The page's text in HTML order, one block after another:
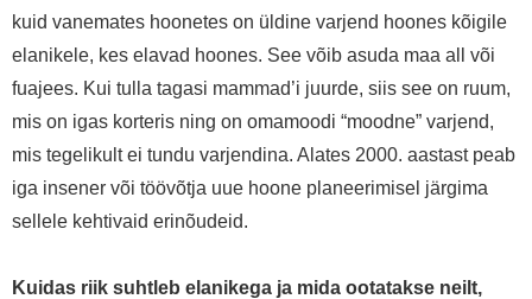
kuid vanemates hoonetes on üldine varjend hoones kõigile
elanikele, kes elavad hoones. See võib asuda maa all või
fuajees. Kui tulla tagasi mammad’i juurde, siis see on ruum,
mis on igas korteris ning on omamoodi “moodne” varjend,
mis tegelikult ei tundu varjendina. Alates 2000. aastast peab
iga insener või töövõtja uue hoone planeerimisel järgima
sellele kehtivaid erinõudeid.
Kuidas riik suhtleb elanikega ja mida ootatakse neilt,